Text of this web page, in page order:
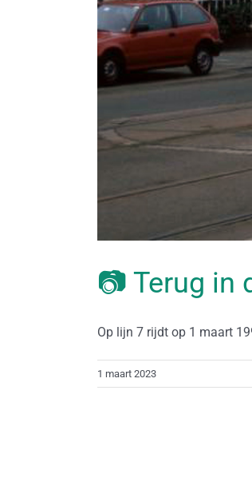
📷 Terug in
Op lijn 7 rijdt op 1 maart
1 maart 2023